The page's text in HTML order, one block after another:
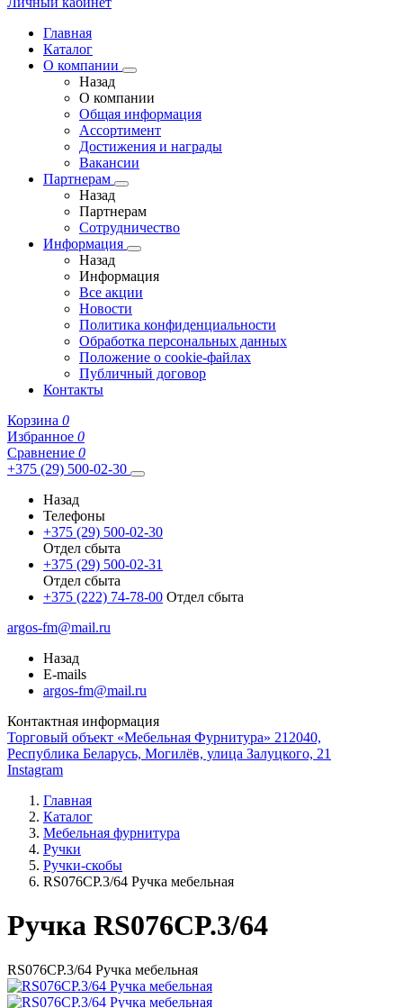
Главная
Каталог
О компании
Назад
О компании
Общая информация
Ассортимент
Достижения и награды
Вакансии
Партнерам
Назад
Партнерам
Сотрудничество
Информация
Назад
Информация
Все акции
Новости
Политика конфиденциальности
Обработка персональных данных
Положение о cookie-файлах
Публичный договор
Контакты
Корзина 0
Избранное 0
Сравнение 0
+375 (29) 500-02-30
Назад
Телефоны
+375 (29) 500-02-30
Отдел сбыта
+375 (29) 500-02-31
Отдел сбыта
+375 (222) 74-78-00 Отдел сбыта
argos-fm@mail.ru
Назад
E-mails
argos-fm@mail.ru
Контактная информация
Торговый объект «Мебельная Фурнитура» 212040,
Республика Беларусь, Могилёв, улица Залуцкого, 21
Instagram
Главная
Каталог
Мебельная фурнитура
Ручки
Ручки-скобы
RS076СР.3/64 Ручка мебельная
Ручка RS076CP.3/64
RS076СР.3/64 Ручка мебельная